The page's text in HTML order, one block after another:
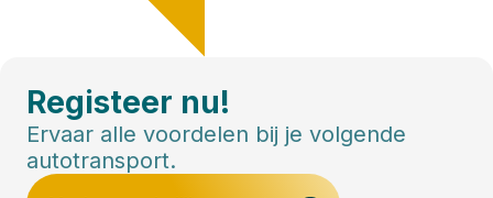
Registeer nu!
Ervaar alle voordelen bij je volgende
autotransport.